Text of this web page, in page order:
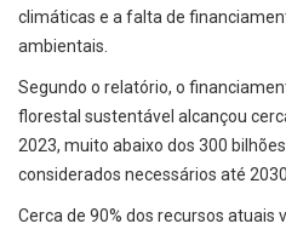
climáticas e a falta de
ambientais.
Segundo o relatório, o
florestal sustentável alcançou
2023, muito abaixo dos 300
considerados necessários até
Cerca de 90% dos recursos atuais